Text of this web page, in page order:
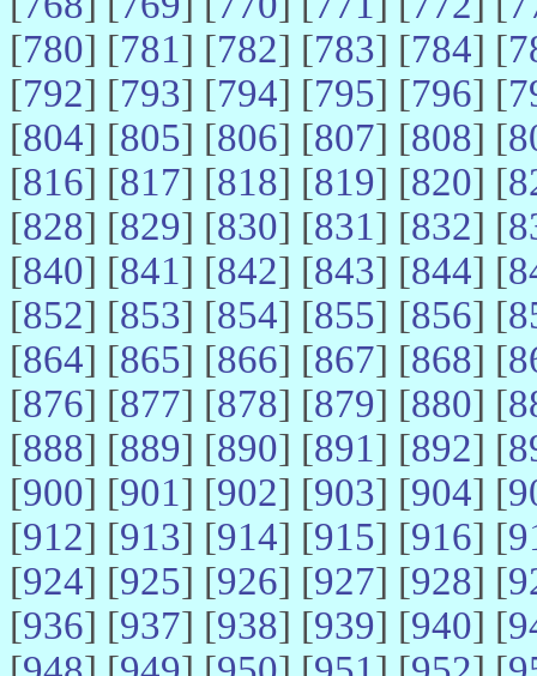
[780] [781] [782] [783] [784] [
[792] [793] [794] [795] [796] [
[804] [805] [806] [807] [808] [
[816] [817] [818] [819] [820] [
[828] [829] [830] [831] [832] [
[840] [841] [842] [843] [844] [
[852] [853] [854] [855] [856] [
[864] [865] [866] [867] [868] [
[876] [877] [878] [879] [880] [
[888] [889] [890] [891] [892] [
[900] [901] [902] [903] [904] [
[912] [913] [914] [915] [916] [
[924] [925] [926] [927] [928] [
[936] [937] [938] [939] [940] [